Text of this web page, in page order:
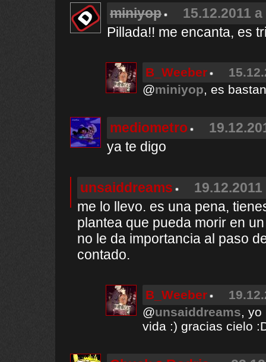
miniyop
15.12.2011
Pillada!! me encanta, es
B_Weeber
@miniyop, es
mediometro
ya te digo
unsaiddreams
me lo llevo. es una pena,
plantea que pueda morir en
no le da importancia al paso
contado.
B_Weeber
@unsaiddreams, yo
vida :) gracias cielo